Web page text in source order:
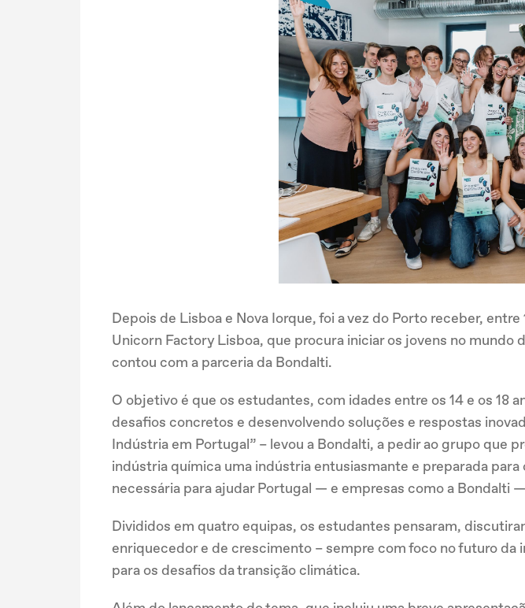
Depois de Lisboa e Nova Iorque, foi a vez do Porto receber,
Unicorn Factory Lisboa, que procura iniciar os jovens no
contou com a parceria da Bondalti.
O objetivo é que os estudantes, com idades entre os 14 e os 18
desafios concretos e desenvolvendo soluções e respostas
Indústria em Portugal” – levou a Bondalti, a pedir ao grupo que
indústria química uma indústria entusiasmante e preparada
necessária para ajudar Portugal — e empresas como a Bondalti
Divididos em quatro equipas, os estudantes pensaram,
enriquecedor e de crescimento – sempre com foco no futuro
para os desafios da transição climática.